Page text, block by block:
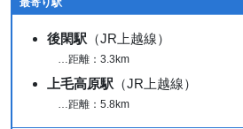
後閑駅 （JR上越線）
…距離：3.3km
上毛高原駅 （JR上越線）
…距離：5.8km